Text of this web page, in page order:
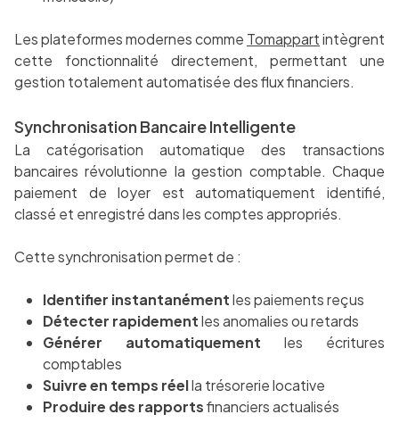
Les plateformes modernes comme Tomappartintègrent
cette fonctionnalité directement, permettant une
gestion totalement automatisée des flux financiers.
Synchronisation Bancaire Intelligente
La catégorisation automatique des transactions
bancaires révolutionne la gestion comptable. Chaque
paiement de loyer est automatiquement identifié,
classé et enregistré dans les comptes appropriés.
Cette synchronisation permet de :
Identifier instantanémentles paiements reçus
Détecter rapidementles anomalies ou retards
Générer automatiquement les écritures
comptables
Suivre en temps réella trésorerie locative
Produire des rapportsfinanciers actualisés